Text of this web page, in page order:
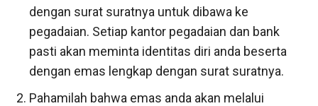
dengan surat suratnya untuk dibawa ke
pegadaian. Setiap kantor pegadaian dan bank
pasti akan meminta identitas diri anda beserta
dengan emas lengkap dengan surat suratnya.
Pahamilah bahwa emas anda akan melalui